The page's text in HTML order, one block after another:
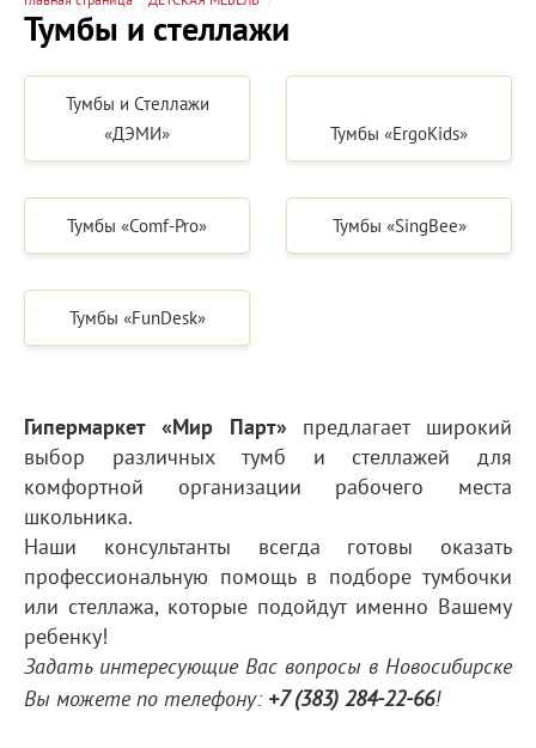
Тумбы и стеллажи
Тумбы и Стеллажи
«ДЭМИ»
Тумбы «ErgoKids»
Тумбы «Comf-Pro» Тумбы «SingBee»
Тумбы «FunDesk»
Гипермаркет «Мир Парт» предлагает широкий
выбор различных тумб и стеллажей для
комфортной организации рабочего места
школьника.
Наши консультанты всегда готовы оказать
профессиональную помощь в подборе тумбочки
или стеллажа, которые подойдут именно Вашему
ребенку!
Задать интересующие Вас вопросы в Новосибирске
Вы можете по телефону: +7 (383) 284-22-66!